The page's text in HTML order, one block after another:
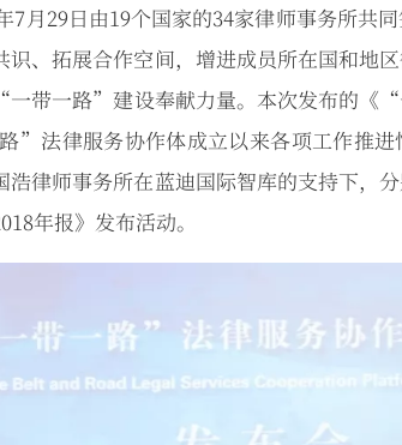
月29日由19个国家的34家律师事务所共
、拓展合作空间，增进成员所在国和地
一带一路”建设奉献力量。本次发布的《
”法律服务协作体成立以来各项工作推进
律师事务所在蓝迪国际智库的支持下，
年报》发布活动。